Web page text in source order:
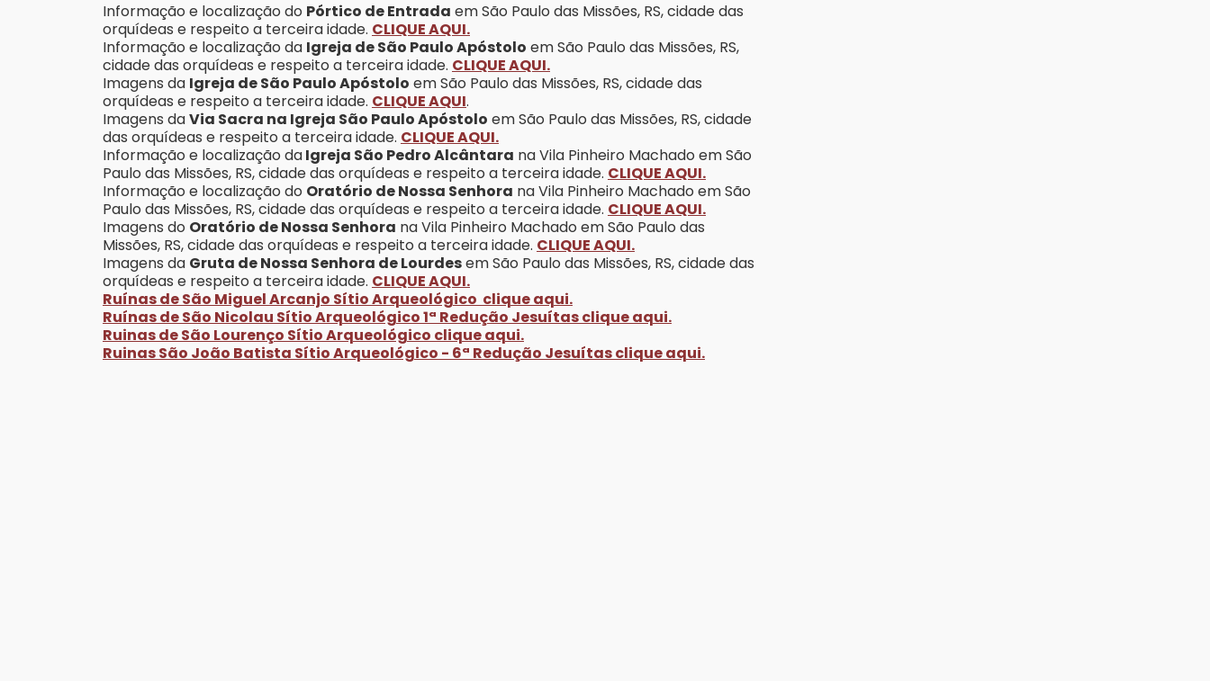
Informação e localização do Pórtico de Entrada em São Paulo das Missões, RS, cidade das
orquídeas e respeito a terceira idade. CLIQUE AQUI.
Informação e localização da Igreja de São Paulo Apóstolo em São Paulo das Missões, RS,
cidade das orquídeas e respeito a terceira idade. CLIQUE AQUI.
Imagens da Igreja de São Paulo Apóstolo em São Paulo das Missões, RS, cidade das
orquídeas e respeito a terceira idade. CLIQUE AQUI.
Imagens daVia Sacra na Igreja São Paulo Apóstolo em São Paulo das Missões, RS, cidade
das orquídeas e respeito a terceira idade. CLIQUE AQUI.
Informação e localização daIgreja São Pedro Alcântara na Vila Pinheiro Machado em São
Paulo das Missões, RS, cidade das orquídeas e respeito a terceira idade. CLIQUE AQUI.
Informação e localização do Oratório de Nossa Senhora na Vila Pinheiro Machado em São
Paulo das Missões, RS, cidade das orquídeas e respeito a terceira idade. CLIQUE AQUI.
Imagens do Oratório de Nossa Senhora na Vila Pinheiro Machado em São Paulo das
Missões, RS, cidade das orquídeas e respeito a terceira idade. CLIQUE AQUI.
Imagens da Gruta de Nossa Senhora de Lourdesem São Paulo das Missões, RS, cidade das
orquídeas e respeito a terceira idade. CLIQUE AQUI.
Ruínas de São Miguel Arcanjo Sítio Arqueológico clique aqui.
Ruínas de São Nicolau Sítio Arqueológico 1ª Redução Jesuítas clique aqui.
Ruinas de São Lourenço Sítio Arqueológico clique aqui.
Ruinas São João Batista Sítio Arqueológico - 6ª Redução Jesuítas clique aqui.